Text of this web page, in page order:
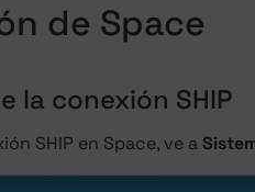
de Space
la conexión SHIP
SHIP en Space, ve a